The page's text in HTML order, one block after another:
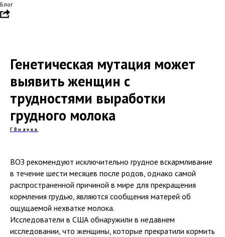
Блог
Генетическая мутация может
выявить женщин с
трудностями выработки
грудного молока
ГВнаука
ВОЗ рекомендуют исключительно грудное вскармливание
в течение шести месяцев после родов, однако самой
распространенной причиной в мире для прекращения
кормления грудью, являются сообщения матерей об
ощущаемой нехватке молока.
Исследователи в США обнаружили в недавнем
исследовании, что женщины, которые прекратили кормить